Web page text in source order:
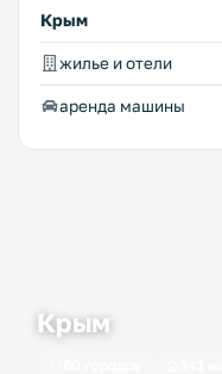
Крым
жилье и отели
аренда машины
Крым